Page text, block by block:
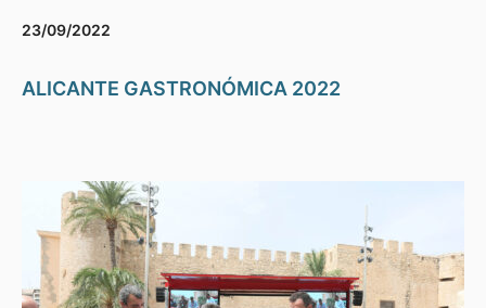
23/09/2022
ALICANTE GASTRONÓMICA 2022